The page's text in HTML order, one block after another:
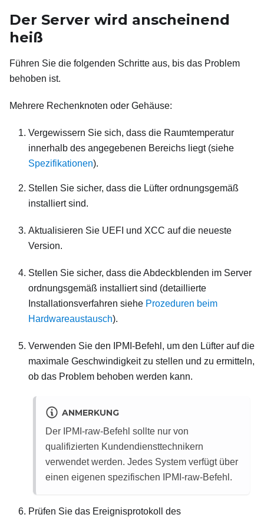
Der Server wird anscheinend
heiß
Führen Sie die folgenden Schritte aus, bis das Problem
behoben ist.
Mehrere Rechenknoten oder Gehäuse:
Vergewissern Sie sich, dass die Raumtemperatur
innerhalb des angegebenen Bereichs liegt (siehe
Spezifikationen).
Stellen Sie sicher, dass die Lüfter ordnungsgemäß
installiert sind.
Aktualisieren Sie UEFI und XCC auf die neueste
Version.
Stellen Sie sicher, dass die Abdeckblenden im Server
ordnungsgemäß installiert sind (detaillierte
Installationsverfahren siehe Prozeduren beim
Hardwareaustausch).
Verwenden Sie den IPMI-Befehl, um den Lüfter auf die
maximale Geschwindigkeit zu stellen und zu ermitteln,
ob das Problem behoben werden kann.
ANMERKUNG
Der IPMI-raw-Befehl sollte nur von
qualifizierten Kundendiensttechnikern
verwendet werden. Jedes System verfügt über
einen eigenen spezifischen IPMI-raw-Befehl.
Prüfen Sie das Ereignisprotokoll des